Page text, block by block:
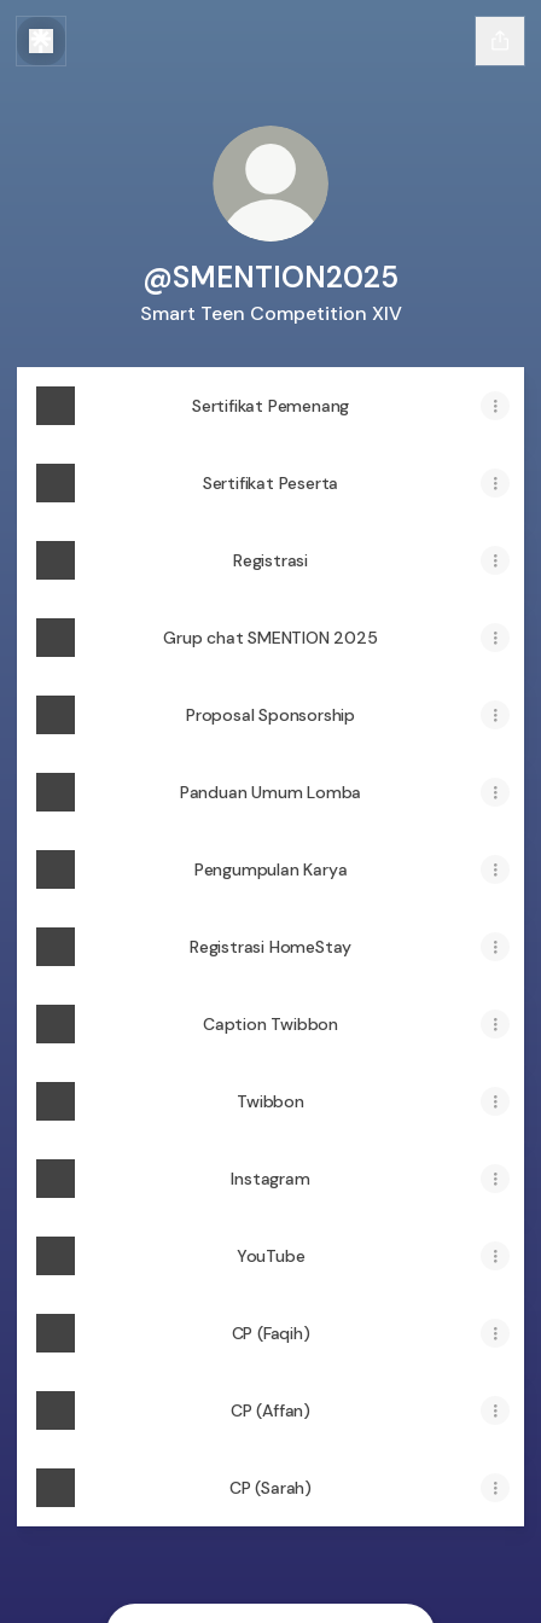
@SMENTION2025
Smart Teen Competition XIV
Sertifikat Pemenang
Sertifikat Peserta
Registrasi
Grup chat SMENTION 2025
Proposal Sponsorship
Panduan Umum Lomba
Pengumpulan Karya
Registrasi HomeStay
Caption Twibbon
Twibbon
Instagram
YouTube
CP (Faqih)
CP (Affan)
CP (Sarah)